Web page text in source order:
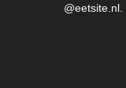
@eetsite.nl.